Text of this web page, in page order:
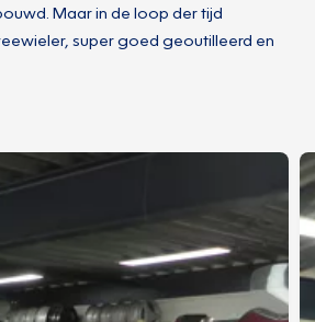
Maar in de loop der tijd
super goed geoutilleerd en